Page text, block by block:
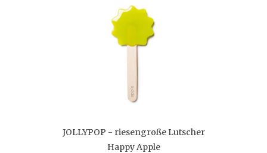
JOLLYPOP - riesengroße Lutscher
Happy Apple